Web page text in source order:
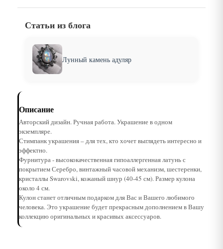
Статьи из блога
Лунный камень адуляр
Описание
Авторский дизайн. Ручная работа. Украшение в одном
экземпляре.
Стимпанк украшения – для тех, кто хочет выглядеть интересно и
эффектно.
Фурнитура - высококачественная гипоаллергенная латунь с
покрытием Серебро, винтажный часовой механизм, шестеренки,
кристаллы Swarovski, кожаный шнур (40-45 см). Размер кулона
около 4 см.
Кулон станет отличным подарком для Вас и Вашего любимого
человека. Это украшение будет прекрасным дополнением в Вашу
коллекцию оригинальных и красивых аксессуаров.